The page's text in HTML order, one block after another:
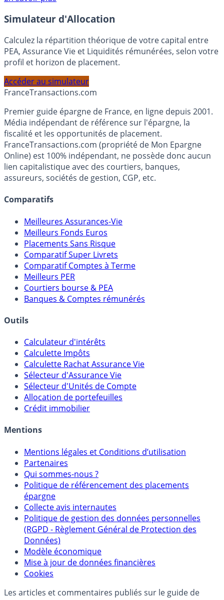
En savoir plus
Simulateur d'Allocation
Calculez la répartition théorique de votre capital entre
PEA, Assurance Vie et Liquidités rémunérées, selon votre
profil et horizon de placement.
Accéder au simulateur
FranceTransactions.com
Premier guide épargne de France, en ligne depuis 2001.
Média indépendant de référence sur l'épargne, la
fiscalité et les opportunités de placement.
FranceTransactions.com (propriété de Mon Epargne
Online) est 100% indépendant, ne possède donc aucun
lien capitalistique avec des courtiers, banques,
Meilleures Assurances-Vie
Meilleurs Fonds Euros
Placements Sans Risque
Comparatif Super Livrets
Comparatif Comptes à Terme
Meilleurs PER
Courtiers bourse & PEA
Calculateur d'intérêts
Calculette Impôts
Calculette Rachat Assurance Vie
Sélecteur d'Assurance Vie
Sélecteur d'Unités de Compte
Allocation de portefeuilles
Mentions légales et Conditions d’utilisation
Partenaires
Qui sommes-nous ?
Politique de référencement des placements
épargne
Collecte avis internautes
Politique de gestion des données personnelles
(RGPD - Règlement Général de Protection des
Données)
Modèle économique
Mise à jour de données financières
Cookies